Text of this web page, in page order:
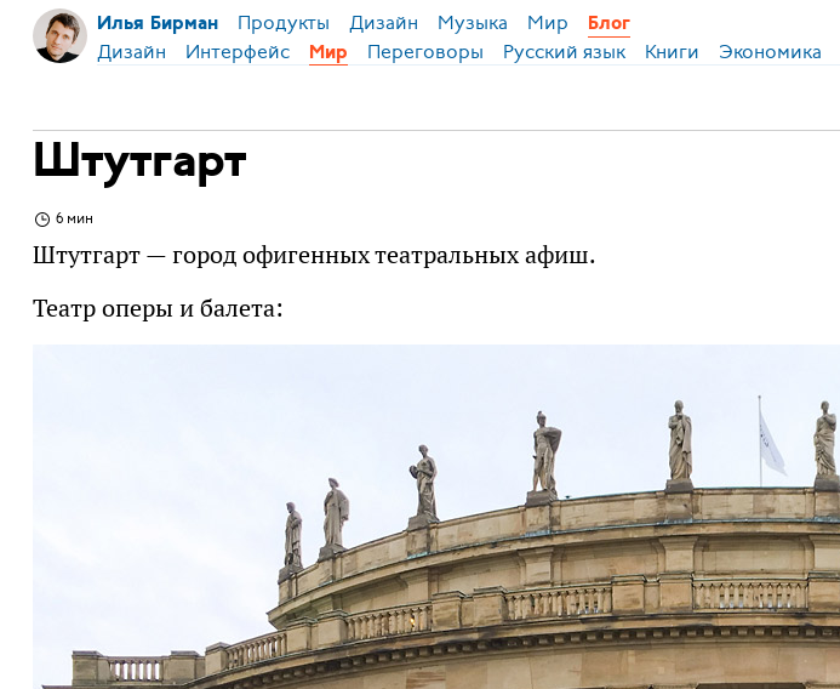
Илья Бирман Продукты Дизайн Музыка Мир Блог
Дизайн Интерфейс Мир Переговоры Русский язык Книги Экономика
Штутгарт
6 мин
Штутгарт — город офигенных театральных афиш.
Театр оперы и балета: